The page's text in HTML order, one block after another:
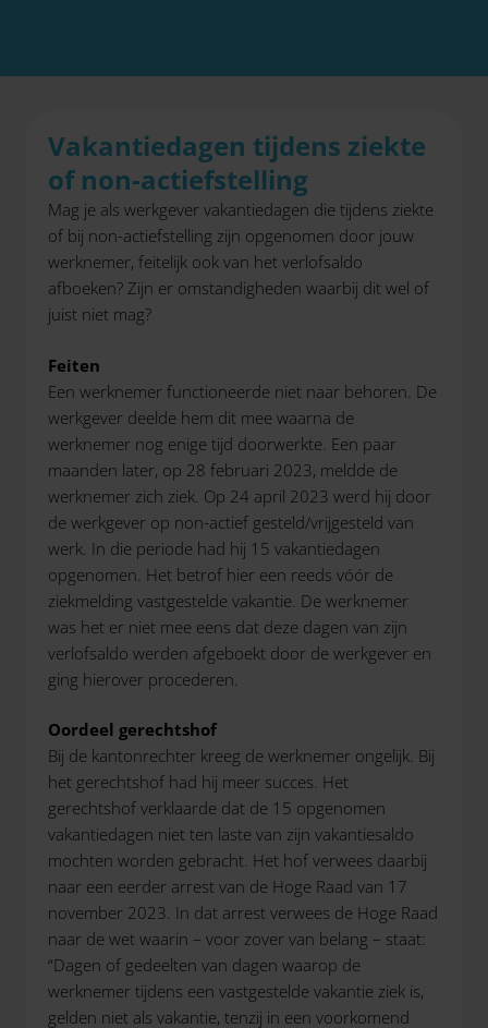
Vakantiedagen tijdens ziekte
of non-actiefstelling
Mag je als werkgever vakantiedagen die tijdens ziekte
of bij non-actiefstelling zijn opgenomen door jouw
werknemer, feitelijk ook van het verlofsaldo
afboeken? Zijn er omstandigheden waarbij dit wel of
juist niet mag?
Feiten
Een werknemer functioneerde niet naar behoren. De
werkgever deelde hem dit mee waarna de
werknemer nog enige tijd doorwerkte. Een paar
maanden later, op 28 februari 2023, meldde de
werknemer zich ziek. Op 24 april 2023 werd hij door
de werkgever op non-actief gesteld/vrijgesteld van
werk. In die periode had hij 15 vakantiedagen
opgenomen. Het betrof hier een reeds vóór de
ziekmelding vastgestelde vakantie. De werknemer
was het er niet mee eens dat deze dagen van zijn
verlofsaldo werden afgeboekt door de werkgever en
ging hierover procederen.
Oordeel gerechtshof
Bij de kantonrechter kreeg de werknemer ongelijk. Bij
het gerechtshof had hij meer succes. Het
gerechtshof verklaarde dat de 15 opgenomen
vakantiedagen niet ten laste van zijn vakantiesaldo
mochten worden gebracht. Het hof verwees daarbij
naar een eerder arrest van de Hoge Raad van 17
november 2023. In dat arrest verwees de Hoge Raad
naar de wet waarin – voor zover van belang – staat:
“Dagen of gedeelten van dagen waarop de
werknemer tijdens een vastgestelde vakantie ziek is,
gelden niet als vakantie, tenzij in een voorkomend